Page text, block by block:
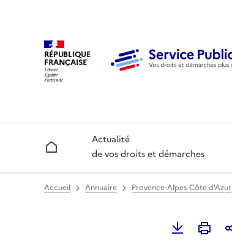
RÉPUBLIQUE
FRANÇAISE
Accueil
Actualité
de vos droits et démarches
Accueil Annuaire Provence-Alpes-Côte d'Azur